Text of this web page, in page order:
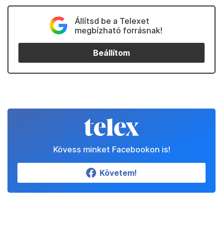
Állítsd be a Telexet
megbízható forrásnak!
Beállítom
Kövess minket Facebookon is!
Követem!